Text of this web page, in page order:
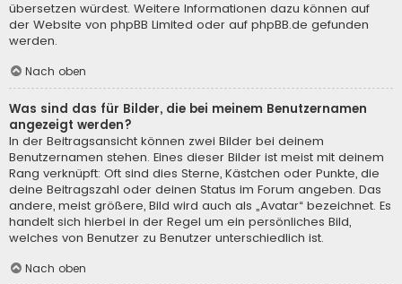
übersetzen würdest. Weitere Informationen dazu können auf
der Website von phpBB Limited oder auf phpBB.de gefunden
werden.
Nach oben
Was sind das für Bilder, die bei meinem Benutzernamen
angezeigt werden?
In der Beitragsansicht können zwei Bilder bei deinem
Benutzernamen stehen. Eines dieser Bilder ist meist mit deinem
Rang verknüpft: Oft sind dies Sterne, Kästchen oder Punkte, die
deine Beitragszahl oder deinen Status im Forum angeben. Das
andere, meist größere, Bild wird auch als „Avatar“ bezeichnet. Es
handelt sich hierbei in der Regel um ein persönliches Bild,
welches von Benutzer zu Benutzer unterschiedlich ist.
Nach oben